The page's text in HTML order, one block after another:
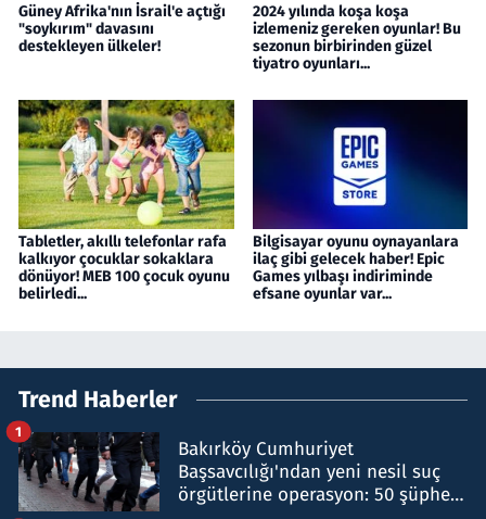
Güney Afrika'nın İsrail'e açtığı
"soykırım" davasını
destekleyen ülkeler!
2024 yılında koşa koşa
izlemeniz gereken oyunlar! Bu
sezonun birbirinden güzel
tiyatro oyunları...
Tabletler, akıllı telefonlar rafa
kalkıyor çocuklar sokaklara
dönüyor! MEB 100 çocuk oyunu
belirledi...
Bilgisayar oyunu oynayanlara
ilaç gibi gelecek haber! Epic
Games yılbaşı indiriminde
efsane oyunlar var...
Trend Haberler
Bakırköy Cumhuriyet
Başsavcılığı'ndan yeni nesil suç
örgütlerine operasyon: 50 şüpheli
1